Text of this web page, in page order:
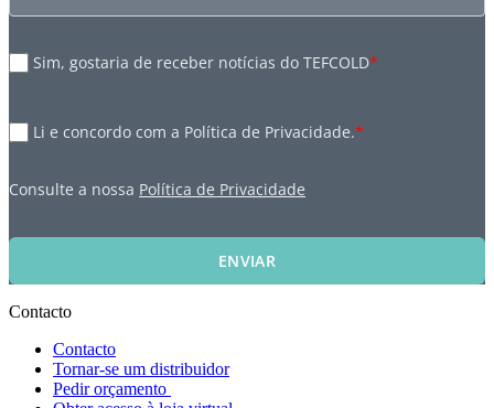
Sim, gostaria de receber notícias do TEFCOLD*
Li e concordo com a Política de Privacidade.*
Consulte a nossa Política de Privacidade
ENVIAR
Contacto
Contacto
Tornar-se um distribuidor
Pedir orçamento